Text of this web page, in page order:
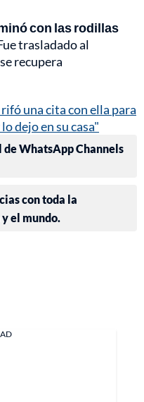
con las rodillas
trasladado al
recupera
una cita con ella para
dejo en su casa"
de WhatsApp Channels
con toda la
el mundo.